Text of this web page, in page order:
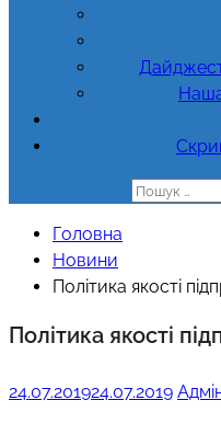
Пошук:
Головна
Новини
Політика якості
Політика якості
24.07.201924.07.2019